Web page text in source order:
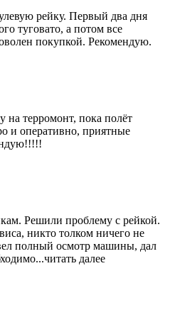
рейку. Первый два дня
туговато, а потом все
покупкой. Рекомендую.
на терромонт, пока полёт
и оперативно, приятные
Решили проблему с рейкой.
никто толком ничего не
полный осмотр машины, дал
далее